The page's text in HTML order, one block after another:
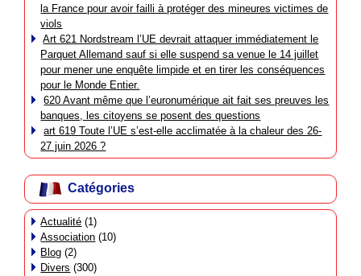
la France pour avoir failli à protéger des mineures victimes de
viols
Art 621 Nordstream l’UE devrait attaquer immédiatement le
Parquet Allemand sauf si elle suspend sa venue le 14 juillet
pour mener une enquête limpide et en tirer les conséquences
pour le Monde Entier.
620 Avant même que l’euronumérique ait fait ses preuves les
banques, les citoyens se posent des questions
art 619 Toute l’UE s’est-elle acclimatée à la chaleur des 26-
27 juin 2026 ?
Catégories
Actualité (1)
Association (10)
Blog (2)
Divers (300)